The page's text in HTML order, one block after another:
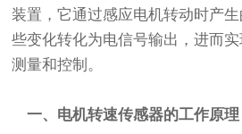
装置，它通过感应电机转动时产
些变化转化为电信号输出，进而
测量和控制。
一、电机转速传感器的工作原理